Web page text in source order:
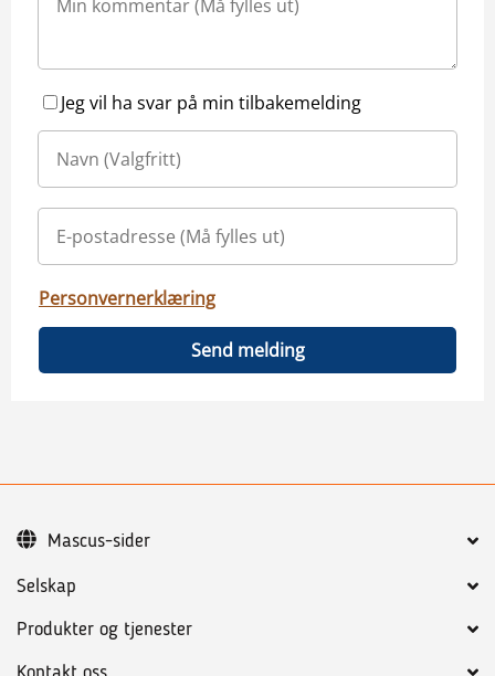
Jeg vil ha svar på min tilbakemelding
Personvernerklæring
Send melding
Selskap
Produkter og tjenester
Mascus-sider